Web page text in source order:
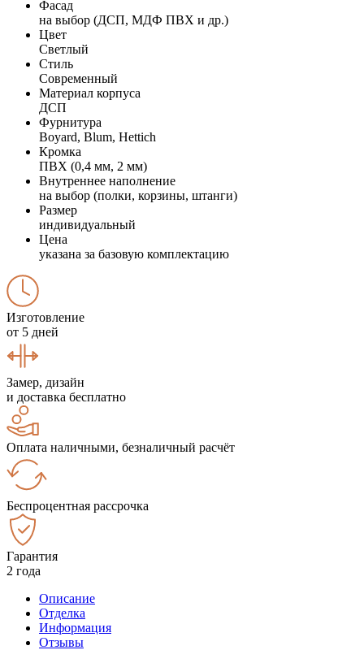
Фасад
на выбор (ДСП, МДФ ПВХ и др.)
Цвет
Светлый
Стиль
Современный
Материал корпуса
ДСП
Фурнитура
Boyard, Blum, Hettich
Кромка
ПВХ (0,4 мм, 2 мм)
Внутреннее наполнение
на выбор (полки, корзины, штанги)
Размер
индивидуальный
Цена
указана за базовую комплектацию
Изготовление
от 5 дней
Замер, дизайн
и доставка бесплатно
Оплата наличными, безналичный расчёт
Беспроцентная рассрочка
Гарантия
2 года
Описание
Отделка
Информация
Отзывы